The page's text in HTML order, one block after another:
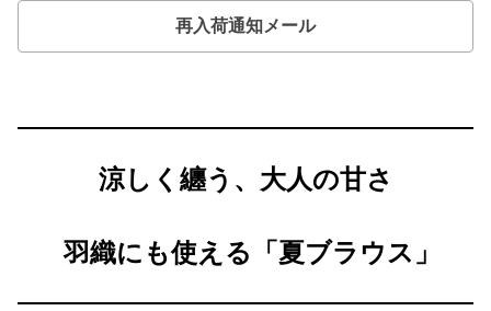
再入荷通知メール
涼しく纏う、大人の甘さ
羽織にも使える「夏ブラウス」